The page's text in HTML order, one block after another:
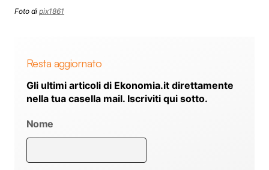
Foto di pix1861
Resta aggiornato
Gli ultimi articoli di Ekonomia.it direttamente
nella tua casella mail. Iscriviti qui sotto.
Nome